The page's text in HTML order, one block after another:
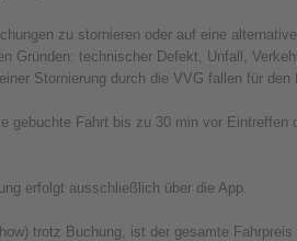
zu stornieren oder auf eine
Gründen: technischer Defekt, Unfall,
Stornierung durch die VVG fallen für den
Fahrt bis zu 30 min vor Eintreffen
erfolgt ausschließlich über die App.
trotz Buchung, ist der gesamte Fahrpreis